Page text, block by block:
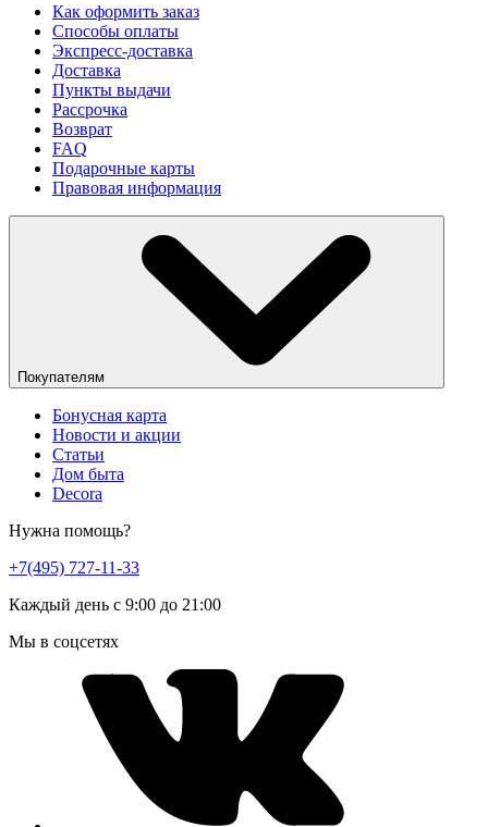
Как оформить заказ
Способы оплаты
Экспресс-доставка
Доставка
Пункты выдачи
Рассрочка
Возврат
FAQ
Подарочные карты
Правовая информация
Покупателям
Бонусная карта
Новости и акции
Статьи
Дом быта
Decora
Нужна помощь?
+7(495) 727-11-33
Каждый день с 9:00 до 21:00
Мы в соцсетях